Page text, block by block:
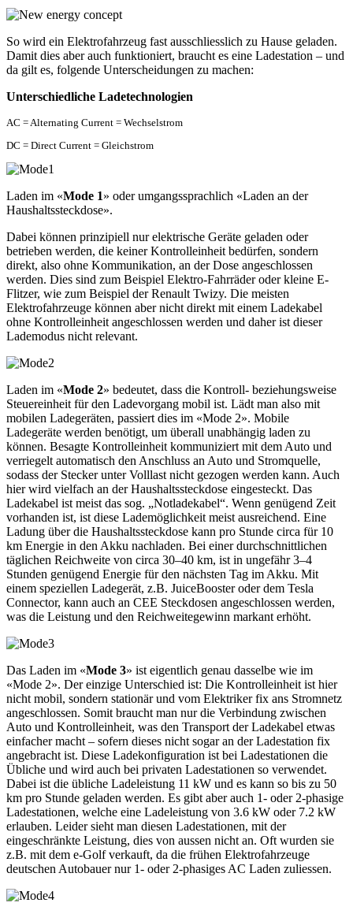
So wird ein Elektrofahrzeug fast ausschliesslich zu Hause geladen.
Damit dies aber auch funktioniert, braucht es eine Ladestation – und
da gilt es, folgende Unterscheidungen zu machen:
Unterschiedliche Ladetechnologien
AC = Alternating Current = Wechselstrom
DC = Direct Current = Gleichstrom
Laden im «Mode 1» oder umgangssprachlich «Laden an der
Haushaltssteckdose».
Dabei können prinzipiell nur elektrische Geräte geladen oder
betrieben werden, die keiner Kontrolleinheit bedürfen, sondern
direkt, also ohne Kommunikation, an der Dose angeschlossen
werden. Dies sind zum Beispiel Elektro-Fahrräder oder kleine E-
Flitzer, wie zum Beispiel der Renault Twizy. Die meisten
Elektrofahrzeuge können aber nicht direkt mit einem Ladekabel
ohne Kontrolleinheit angeschlossen werden und daher ist dieser
Lademodus nicht relevant.
Laden im «Mode 2» bedeutet, dass die Kontroll- beziehungsweise
Steuereinheit für den Ladevorgang mobil ist. Lädt man also mit
mobilen Ladegeräten, passiert dies im «Mode 2». Mobile
Ladegeräte werden benötigt, um überall unabhängig laden zu
können. Besagte Kontrolleinheit kommuniziert mit dem Auto und
verriegelt automatisch den Anschluss an Auto und Stromquelle,
sodass der Stecker unter Volllast nicht gezogen werden kann. Auch
hier wird vielfach an der Haushaltssteckdose eingesteckt. Das
Ladekabel ist meist das sog. „Notladekabel“. Wenn genügend Zeit
vorhanden ist, ist diese Lademöglichkeit meist ausreichend. Eine
Ladung über die Haushaltssteckdose kann pro Stunde circa für 10
km Energie in den Akku nachladen. Bei einer durchschnittlichen
täglichen Reichweite von circa 30–40 km, ist in ungefähr 3–4
Stunden genügend Energie für den nächsten Tag im Akku. Mit
einem speziellen Ladegerät, z.B. JuiceBooster oder dem Tesla
Connector, kann auch an CEE Steckdosen angeschlossen werden,
was die Leistung und den Reichweitegewinn markant erhöht.
Das Laden im «Mode 3» ist eigentlich genau dasselbe wie im
«Mode 2». Der einzige Unterschied ist: Die Kontrolleinheit ist hier
nicht mobil, sondern stationär und vom Elektriker fix ans Stromnetz
angeschlossen. Somit braucht man nur die Verbindung zwischen
Auto und Kontrolleinheit, was den Transport der Ladekabel etwas
einfacher macht – sofern dieses nicht sogar an der Ladestation fix
angebracht ist. Diese Ladekonfiguration ist bei Ladestationen die
Übliche und wird auch bei privaten Ladestationen so verwendet.
Dabei ist die übliche Ladeleistung 11 kW und es kann so bis zu 50
km pro Stunde geladen werden. Es gibt aber auch 1- oder 2-phasige
Ladestationen, welche eine Ladeleistung von 3.6 kW oder 7.2 kW
erlauben. Leider sieht man diesen Ladestationen, mit der
eingeschränkte Leistung, dies von aussen nicht an. Oft wurden sie
z.B. mit dem e-Golf verkauft, da die frühen Elektrofahrzeuge
deutschen Autobauer nur 1- oder 2-phasiges AC Laden zuliessen.